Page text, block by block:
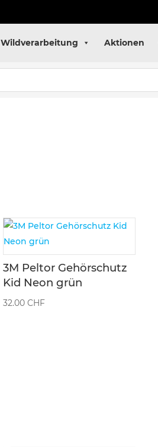
Wildverarbeitung Aktionen
3M Peltor Gehörschutz
Kid Neon grün
32.00 CHF